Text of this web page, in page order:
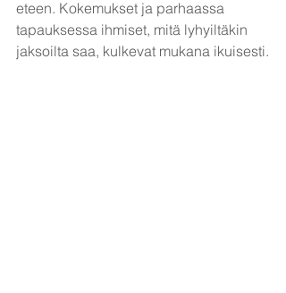
eteen. Kokemukset ja parhaassa
tapauksessa ihmiset, mitä lyhyiltäkin
jaksoilta saa, kulkevat mukana ikuisesti.